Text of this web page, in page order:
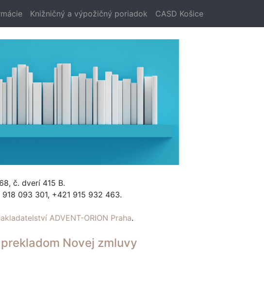
Knižničný a výpožičný poriadok CASD Košice
č. dverí 415 B.
918 093 301, +421 915 932 463.
ADVENT-ORION Praha.
Novej zmluvy